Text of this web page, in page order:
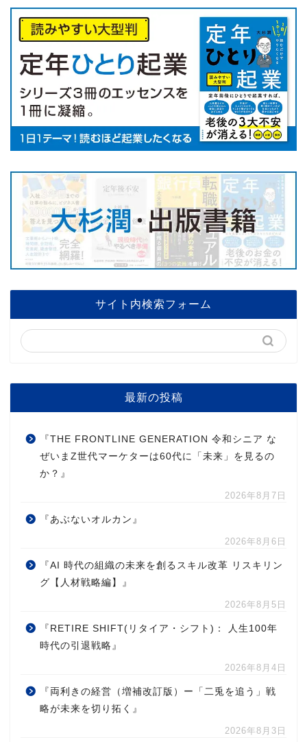
サイト内検索フォーム
最新の投稿
『THE FRONTLINE GENERATION 令和シニア な
ぜいまZ世代マーケターは60代に「未来」を見るの
か？』
2026年8月7日
『あぶないオルカン』
2026年8月6日
『AI 時代の組織の未来を創るスキル改革 リスキリン
グ【人材戦略編】』
2026年8月5日
『RETIRE SHIFT(リタイア・シフト)： 人生100年
時代の引退戦略』
2026年8月4日
『両利きの経営（増補改訂版）ー「二兎を追う」戦
略が未来を切り拓く』
2026年8月3日